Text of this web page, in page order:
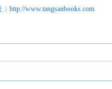
http://www.tangsanbooks.com